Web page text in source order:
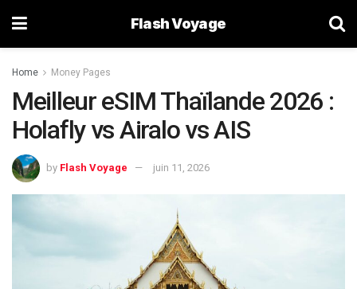
Flash Voyage
Home Money Pages
Meilleur eSIM Thaïlande 2026 :
Holafly vs Airalo vs AIS
by Flash Voyage juin 11, 2026